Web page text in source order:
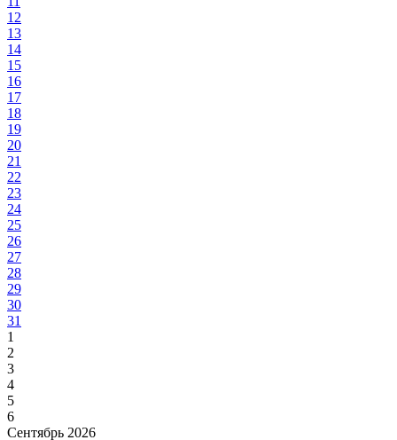
12
13
14
15
16
17
18
19
20
21
22
23
24
25
26
27
28
29
30
31
1
2
3
4
5
6
Сентябрь 2026